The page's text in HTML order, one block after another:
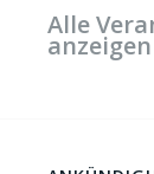
Alle
anzeigen